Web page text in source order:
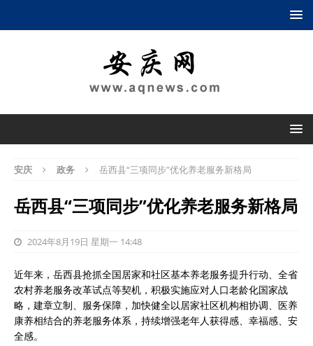
安庆 政务 岳西县“三项同步”优化养老服务新格局
岳西县“三项同步”优化养老服务新格局
2024年8月19日 星期一 14:48
近年来，岳西县抢抓全国居家和社区基本养老服务提升行动、全省
农村养老服务改革试点等契机，积极实施应对人口老龄化国家战
略，建章立制、服务保障，加快健全以居家社区机构相协调、医养
康养相结合的养老服务体系，持续增强老年人获得感、幸福感、安
全感。